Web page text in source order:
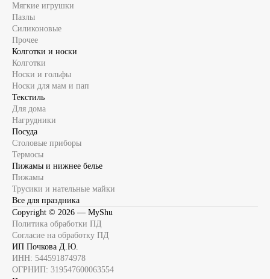
Мягкие игрушки
Пазлы
Силиконовые
Прочее
Колготки и носки
Колготки
Носки и гольфы
Носки для мам и пап
Текстиль
Для дома
Нагрудники
Посуда
Столовые приборы
Термосы
Пижамы и нижнее белье
Пижамы
Трусики и нательные майки
Все для праздника
Copyright © 2026 — MyShu
Политика обработки ПД
Согласие на обработку ПД
ИП Почкова Д.Ю.
ИНН: 544591874978
ОГРНИП: 319547600063554